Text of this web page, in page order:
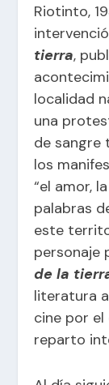
Riotinto,
tierra,
localidad
una
de sangre
los
“el amor,
palabras
este
personaje
de la
literatura
cine por
reparto